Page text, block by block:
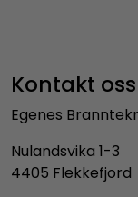
Kontakt oss
Egenes
Nulandsvika 1-3
4405 Flekkefjord